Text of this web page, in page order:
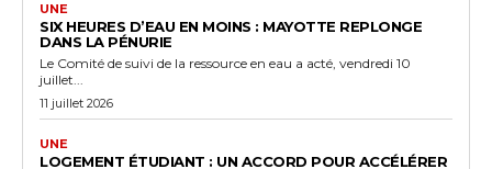
UNE
SIX HEURES D’EAU EN MOINS : MAYOTTE REPLONGE
DANS LA PÉNURIE
Le Comité de suivi de la ressource en eau a acté, vendredi 10
juillet...
11 juillet 2026
UNE
LOGEMENT ÉTUDIANT : UN ACCORD POUR ACCÉLÉRER